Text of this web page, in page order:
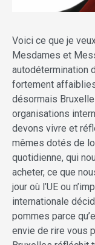
Voici ce que je
Mesdames et
autodétermination
fortement
désormais
organisations
devons vivre et
mêmes dotés de
quotidienne, qui
acheter, ce que
jour où l’UE ou
internationale
pommes parce
envie de rire vous